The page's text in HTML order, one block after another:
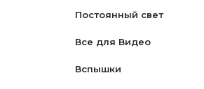
Студийные вспышки
Наборы
Аксессуары
Постоянный свет
HMI
LED студийный
Все для Видео
Видоискатели
Вспышки